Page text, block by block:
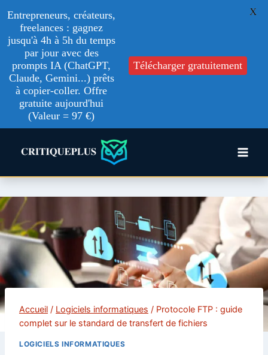
Accueil / Logiciels informatiques / Protocole FTP : guide
complet sur le standard de transfert de fichiers
LOGICIELS INFORMATIQUES
Entrepreneurs, créateurs,
freelances : gagnez
jusqu'à 4h à 5h du temps
par jour avec des
prompts IA (ChatGPT,
Claude, Gemini...) prêts
à copier-coller. Offre
gratuite aujourd'hui
(Valeur = 97 €)
Télécharger gratuitement
X